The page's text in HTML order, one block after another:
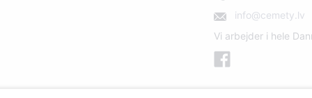
info@cemety.lv
Vi arbejder i hele